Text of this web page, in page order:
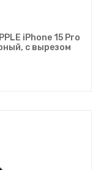
iPhone 15 Pro
с вырезом